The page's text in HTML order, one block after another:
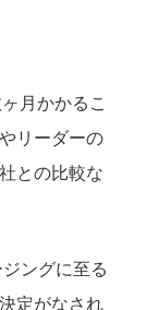
月かかるこ
リーダーの
との比較な
ングに至る
定がなされ